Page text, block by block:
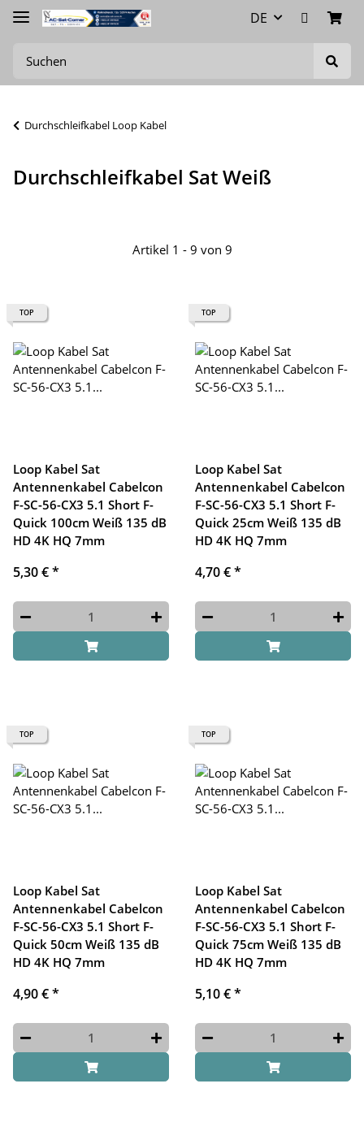
DE
Durchschleifkabel Loop Kabel
Durchschleifkabel Sat Weiß
Artikel 1 - 9 von 9
TOP
Loop Kabel Sat
Antennenkabel Cabelcon
F-SC-56-CX3 5.1 Short F-
Quick 100cm Weiß 135 dB
HD 4K HQ 7mm
5,30 €*
TOP
Loop Kabel Sat
Antennenkabel Cabelcon
F-SC-56-CX3 5.1 Short F-
Quick 25cm Weiß 135 dB
HD 4K HQ 7mm
4,70 €*
TOP
Loop Kabel Sat
Antennenkabel Cabelcon
F-SC-56-CX3 5.1 Short F-
Quick 50cm Weiß 135 dB
HD 4K HQ 7mm
4,90 €*
TOP
Loop Kabel Sat
Antennenkabel Cabelcon
F-SC-56-CX3 5.1 Short F-
Quick 75cm Weiß 135 dB
HD 4K HQ 7mm
5,10 €*